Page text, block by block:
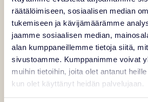
räätälöimiseen, sosiaalisen median
tukemiseen ja kävijämäärämme
jaamme sosiaalisen median,
alan kumppaneillemme tietoja siitä,
sivustoamme. Kumppanimme voivat
muihin tietoihin, joita olet antanut
kun olet käyttänyt heidän palvelujaan.
majoitut meillä heinä-elokuussa, voit kerätä
suoraan metsästä. Metsistämme löytyy
puolukoita ja tietysti hilloja – tunnetaanhan
hilloistaan! Niitä voi myös ostaa Ranuan
Hillamarkkinoilta.
Täällä voit kokea monia
elämyksiä perheesi kanssa